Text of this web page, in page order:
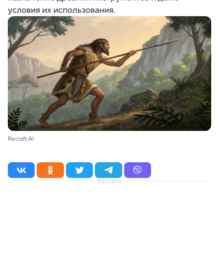
условия их использования.
Recraft.AI
Реклама